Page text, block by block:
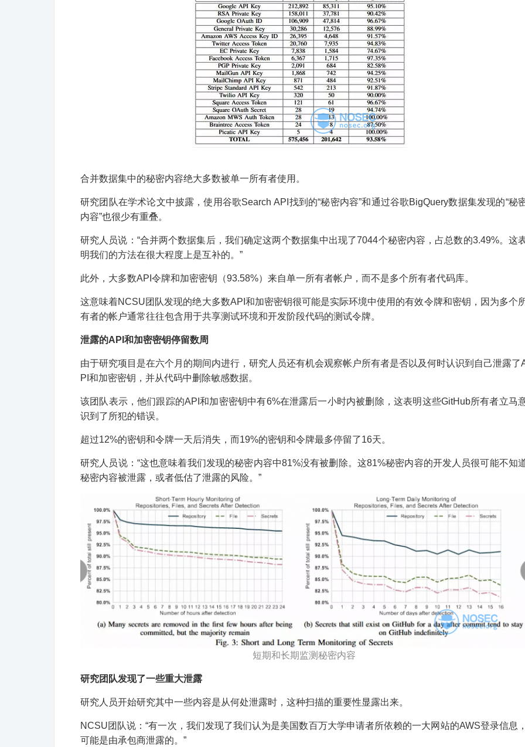
合并数据集中的秘密内容绝大多数被单一所有者使用。
研究团队在学术论文中披露，使用谷歌Search API找到的“秘密内容”和通过谷歌BigQuery数据集发现的“秘
内容”也很少有重叠。
研究人员说：“合并两个数据集后，我们确定这两个数据集中出现了7044个秘密内容，占总数的3.49%。这
明我们的方法在很大程度上是互补的。”
此外，大多数API令牌和加密密钥（93.58%）来自单一所有者帐户，而不是多个所有者代码库。
这意味着NCSU团队发现的绝大多数API和加密密钥很可能是实际环境中使用的有效令牌和密钥，因为多个
有者的帐户通常往往包含用于共享测试环境和开发阶段代码的测试令牌。
泄露的API和加密密钥停留数周
由于研究项目是在六个月的期间内进行，研究人员还有机会观察帐户所有者是否以及何时认识到自己泄露了
PI和加密密钥，并从代码中删除敏感数据。
该团队表示，他们跟踪的API和加密密钥中有6%在泄露后一小时内被删除，这表明这些GitHub所有者立马
识到了所犯的错误。
超过12%的密钥和令牌一天后消失，而19%的密钥和令牌最多停留了16天。
研究人员说：“这也意味着我们发现的秘密内容中81%没有被删除。这81%秘密内容的开发人员很可能不知
秘密内容被泄露，或者低估了泄露的风险。”
短期和长期监测秘密内容
研究团队发现了一些重大泄露
研究人员开始研究其中一些内容是从何处泄露时，这种扫描的重要性显露出来。
NCSU团队说：“有一次，我们发现了我们认为是美国数百万大学申请者所依赖的一大网站的AWS登录信息
可能是由承包商泄露的。”